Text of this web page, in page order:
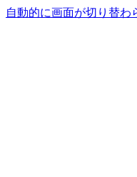
自動的に画面が切り替